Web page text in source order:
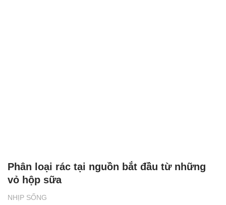
NHỊP SỐNG
Phân loại rác tại nguồn bắt đầu từ những
vỏ hộp sữa